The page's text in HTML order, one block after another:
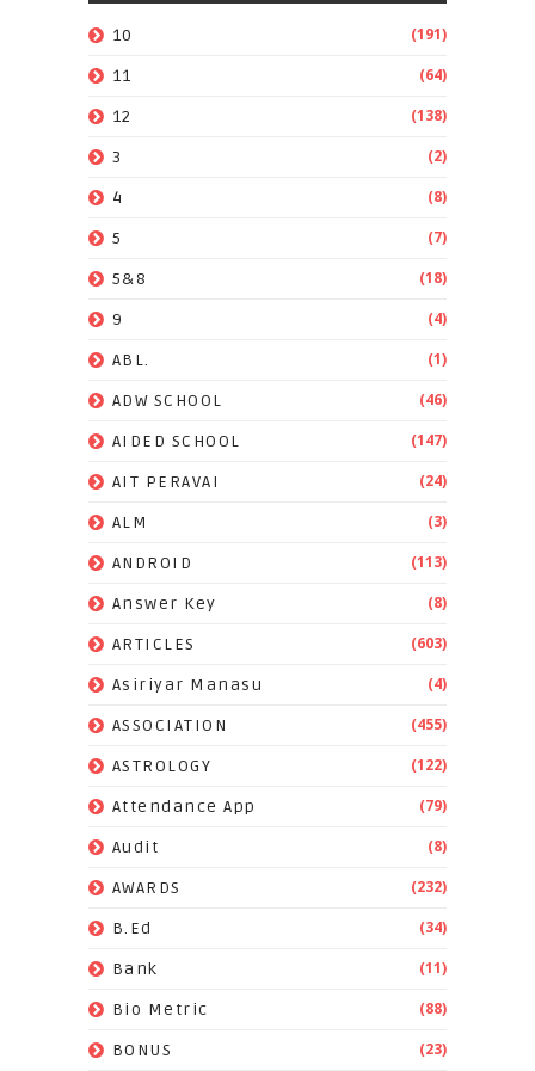
10 (191)
11 (64)
12 (138)
3 (2)
4 (8)
5 (7)
5&8 (18)
9 (4)
ABL. (1)
ADW SCHOOL (46)
AIDED SCHOOL (147)
AIT PERAVAI (24)
ALM (3)
ANDROID (113)
Answer Key (8)
ARTICLES (603)
Asiriyar Manasu (4)
ASSOCIATION (455)
ASTROLOGY (122)
Attendance App (79)
Audit (8)
AWARDS (232)
B.Ed (34)
Bank (11)
Bio Metric (88)
BONUS (23)